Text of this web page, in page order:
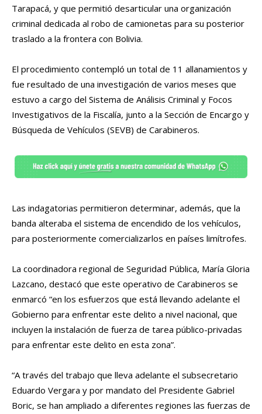
Tarapacá, y que permitió desarticular una organización
criminal dedicada al robo de camionetas para su posterior
traslado a la frontera con Bolivia.
El procedimiento contempló un total de 11 allanamientos y
fue resultado de una investigación de varios meses que
estuvo a cargo del Sistema de Análisis Criminal y Focos
Investigativos de la Fiscalía, junto a la Sección de Encargo y
Búsqueda de Vehículos (SEVB) de Carabineros.
Las indagatorias permitieron determinar, además, que la
banda alteraba el sistema de encendido de los vehículos,
para posteriormente comercializarlos en países limítrofes.
La coordinadora regional de Seguridad Pública, María Gloria
Lazcano, destacó que este operativo de Carabineros se
enmarcó “en los esfuerzos que está llevando adelante el
Gobierno para enfrentar este delito a nivel nacional, que
incluyen la instalación de fuerza de tarea público-privadas
para enfrentar este delito en esta zona”.
“A través del trabajo que lleva adelante el subsecretario
Eduardo Vergara y por mandato del Presidente Gabriel
Boric, se han ampliado a diferentes regiones las fuerzas de